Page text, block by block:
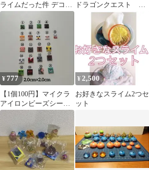
ライムだった件 デコラ
PIC 2個セット ディア
ドラゴンクエスト メ
タル スライム 鳥山
明 Ｔシャツ 黒 Ｌ
¥ 777
【1個100円】マイクラ
アイロンビーズシール
【3個から】
¥ 2,500
お好きなスライム2つセ
ット